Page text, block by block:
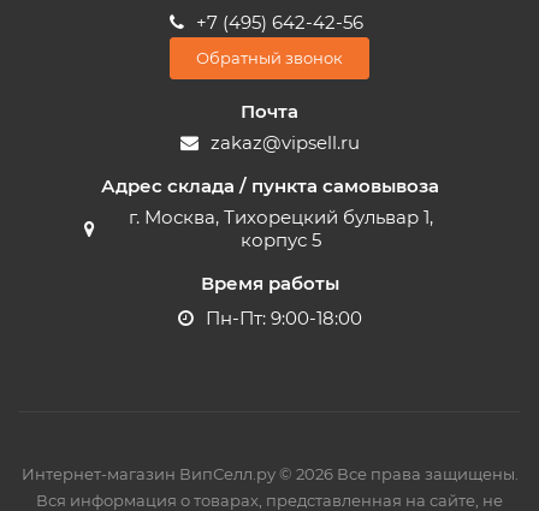
+7 (495) 642-42-56
Обратный звонок
Почта
zakaz@vipsell.ru
Адрес склада / пункта самовывоза
г. Москва, Тихорецкий бульвар 1,
корпус 5
Время работы
Пн-Пт: 9:00-18:00
Интернет-магазин ВипСелл.ру © 2026 Все права защищены.
Вся информация о товарах, представленная на сайте, не